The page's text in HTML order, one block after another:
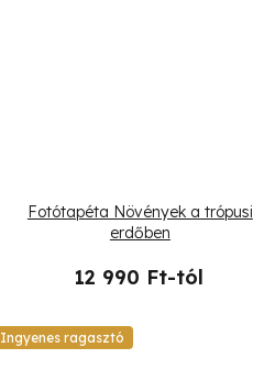
Fotótapéta Növények a trópusi
erdőben
12 990 Ft-tól
Ingyenes ragasztó